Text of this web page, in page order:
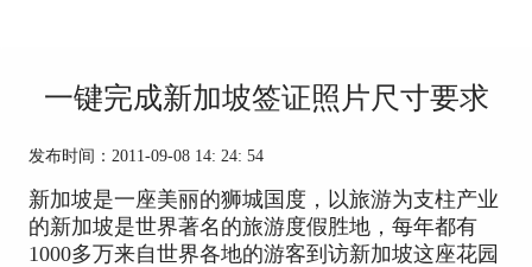
一键完成新加坡签证照片尺寸要求
发布时间：2011-09-08 14: 24: 54
新加坡是一座美丽的狮城国度，以旅游为支柱产业
的新加坡是世界著名的旅游度假胜地，每年都有
1000多万来自世界各地的游客到访新加坡这座花园